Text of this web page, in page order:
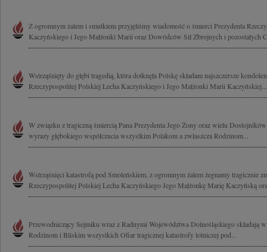
Z ogromnym żalem i smutkiem przyjęliśmy wiadomość o śmierci Prezydenta
Kaczyńskiego i Jego Małżonki Marii oraz Dowódców Sił Zbrojnych i pozostałych
Wstrząśnięty do głębi tragedią, która dotknęła Polskę składam najszczersze
Rzeczypospolitej Polskiej Lecha Kaczyńskiego i Jego Małżonki Marii Kaczyńskiej...
W związku z tragiczną śmiercią Pana Prezydenta Jego Żony oraz wielu
wyrazy głębokiego współczucia wszystkim Polakom a zwłaszcza Rodzinom...
Wstrząśnięci katastrofą pod Smoleńskiem, z ogromnym żalem żegnamy tragicznie
Rzeczypospolitej Polskiej Lecha Kaczyńskiego Jego Małżonkę Marię Kaczyńską
Przewodniczący Sejmiku wraz z Radnymi Województwa Dolnośląskiego składają
Rodzinom i Bliskim wszystkich Ofiar tragicznej katastrofy lotniczej pod...